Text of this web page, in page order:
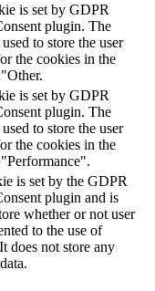
is set by GDPR
plugin. The
to store the user
the cookies in the
is set by GDPR
plugin. The
to store the user
the cookies in the
is set by the GDPR
plugin and is
whether or not user
to the use of
does not store any